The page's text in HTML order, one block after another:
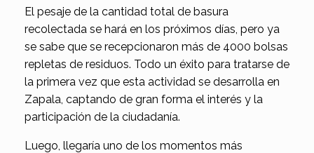
El pesaje de la cantidad total de basura
recolectada se hará en los próximos días, pero ya
se sabe que se recepcionaron más de 4000 bolsas
repletas de residuos. Todo un éxito para tratarse de
la primera vez que esta actividad se desarrolla en
Zapala, captando de gran forma el interés y la
participación de la ciudadanía.
Luego, llegaría uno de los momentos más